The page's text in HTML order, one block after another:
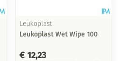
Leukoplast
Leukoplast Wet Wipe 100
€ 12,23